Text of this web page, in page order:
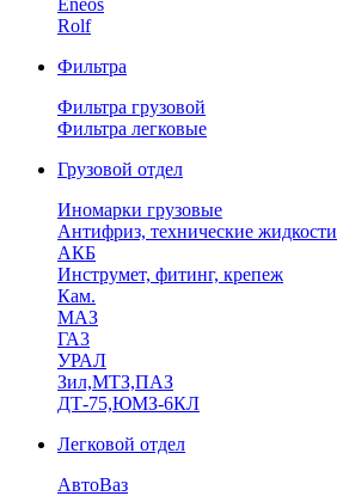
Eneos
Rolf
Фильтра
Фильтра грузовой
Фильтра легковые
Грузовой отдел
Иномарки грузовые
Антифриз, технические жидкости
АКБ
Инструмет, фитинг, крепеж
Кам.
МАЗ
ГА3
УРАЛ
Зил,МТЗ,ПАЗ
ДТ-75,ЮМЗ-6КЛ
Легковой отдел
АвтоВаз